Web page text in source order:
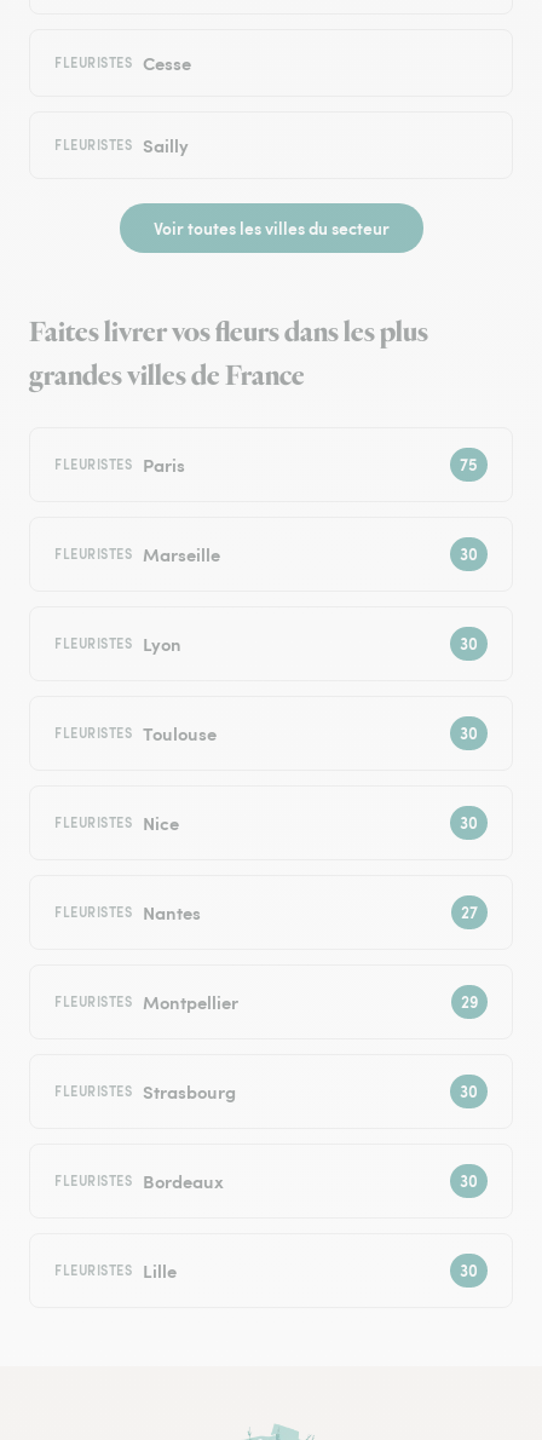
FLEURISTES Cesse
FLEURISTES Sailly
Voir toutes les villes du secteur
Faites livrer vos fleurs dans les plus
grandes villes de France
FLEURISTES Paris
FLEURISTES Marseille
FLEURISTES Lyon
FLEURISTES Toulouse
FLEURISTES Nice
FLEURISTES Nantes
FLEURISTES Montpellier
FLEURISTES Strasbourg
FLEURISTES Bordeaux
FLEURISTES Lille